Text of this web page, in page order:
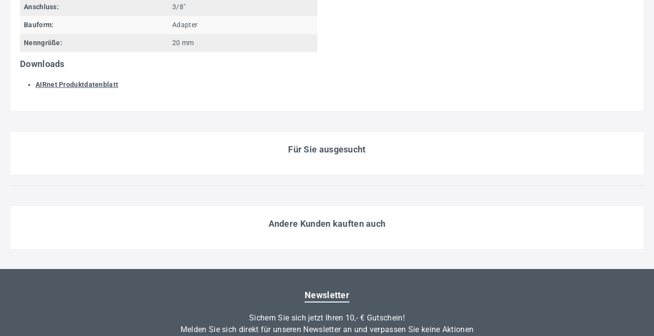
Anschluss: 3/8"
Bauform: Adapter
Nenngröße: 20 mm
Downloads
AIRnet Produktdatenblatt
Für Sie ausgesucht
Andere Kunden kauften auch
Newsletter
Sichern Sie sich jetzt Ihren 10,- € Gutschein!
Melden Sie sich direkt für unseren Newsletter an und verpassen Sie keine Aktionen